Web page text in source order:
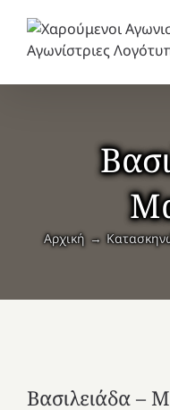
περιεχόμενο
Αρχική
Βασιλειάδα –